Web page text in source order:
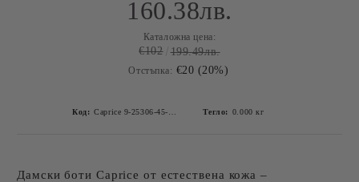
160.38лв.
Каталожна цена:
€102 199.49лв.
Отстъпка: €20 (20%)
Код: Тегло: 0.000 кг
Дамски боти Caprice от естествена кожа –